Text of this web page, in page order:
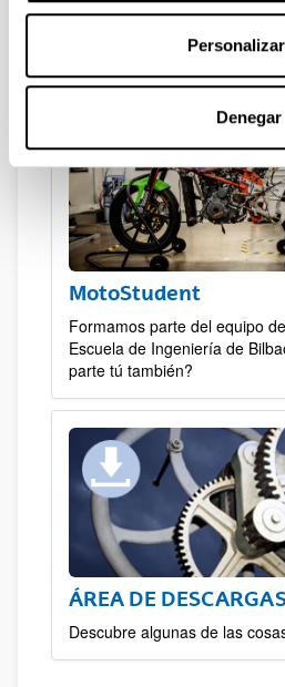
Personalizar
Denegar
Ofrecemos la posibilidad de
Doctoral en nuestras diversas
MotoStudent
Formamos parte del equipo
Escuela de Ingeniería de
parte tú también?
ÁREA DE
Descubre algunas de las